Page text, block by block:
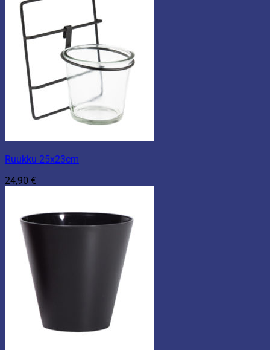
Ruukku 25x23cm
24,90 €